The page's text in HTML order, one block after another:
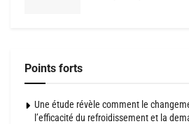
Points forts
Une étude révèle comment le
l’efficacité du refroidissement et la